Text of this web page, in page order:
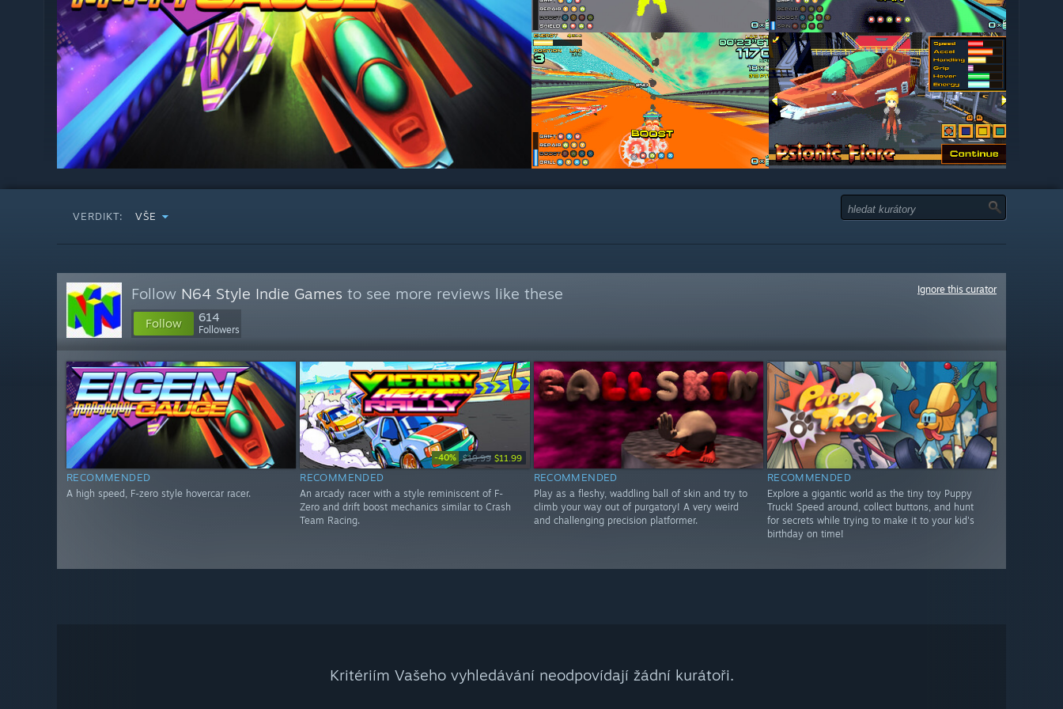
VERDIKT: VŠE
Follow N64 Style Indie Games to see more reviews like these
Follow 614
Followers
Ignore this curator
RECOMMENDED
A high speed, F-zero style hovercar racer.
-40% $19.99 $11.99
RECOMMENDED
An arcady racer with a style reminiscent of F-
Zero and drift boost mechanics similar to Crash
Team Racing.
RECOMMENDED
Play as a fleshy, waddling ball of skin and try to
climb your way out of purgatory! A very weird
and challenging precision platformer.
RECOMMENDED
Explore a gigantic world as the tiny toy Puppy
Truck! Speed around, collect buttons, and hunt
for secrets while trying to make it to your kid's
birthday on time!
Kritériím Vašeho vyhledávání neodpovídají žádní kurátoři.